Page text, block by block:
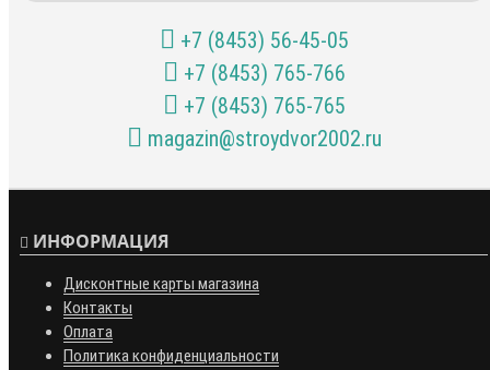
+7 (8453) 56-45-05
+7 (8453) 765-766
+7 (8453) 765-765
magazin@stroydvor2002.ru
ИНФОРМАЦИЯ
Дисконтные карты магазина
Контакты
Оплата
Политика конфиденциальности